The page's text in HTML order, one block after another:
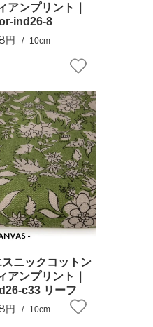
アンプリント｜
ind26-8
円 10cm
ニックコットン
アンプリント｜
c33 リーフ
円 10cm